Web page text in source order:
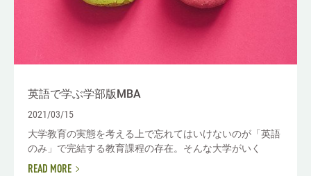
英語で学ぶ学部版MBA
2021/03/15
大学教育の実態を考える上で忘れてはいけないのが「英語
のみ」で完結する教育課程の存在。そんな大学がいく
READ MORE